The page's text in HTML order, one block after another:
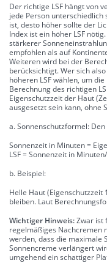
Der richtige LSF hängt von
jede Person unterschiedlich
ist, desto höher sollte der
Index ist ein höher LSF
stärkerer
empfohlen als auf
Weiteren wird bei der
berücksichtigt. Wer sich
höheren LSF wählen, um
Berechnung des richtigen
Eigenschutzzeit der Haut
ausgesetzt sein kann, ohne
a. Sonnenschutzformel:
Sonnenzeit in Minuten =
LSF = Sonnenzeit in
b. Beispiel:
Helle Haut (Eigenschutzzeit
bleiben. Laut
Wichtiger Hinweis:Zwar ist
regelmäßiges Nachcremen
werden, dass die maximale
Sonnencreme verlängert
umgehend ein schattiger